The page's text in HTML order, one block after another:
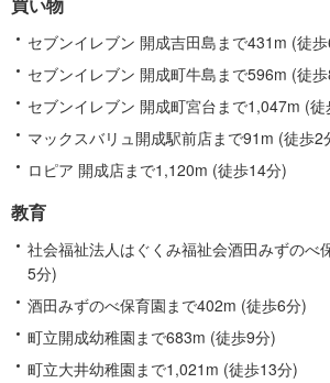
関
す
る
情
報
セブンイレブン 開成吉田島まで431m (徒
セブンイレブン 開成町牛島まで596m (徒
セブンイレブン 開成町宮台まで1,047m (徒
マックスバリュ開成駅前店まで91m (徒歩2
ロピア 開成店まで1,120m (徒歩14分)
教育
社会福祉法人はぐくみ福祉会酒田みずのべ
5分)
酒田みずのべ保育園まで402m (徒歩6分)
町立開成幼稚園まで683m (徒歩9分)
町立大井幼稚園まで1,021m (徒歩13分)